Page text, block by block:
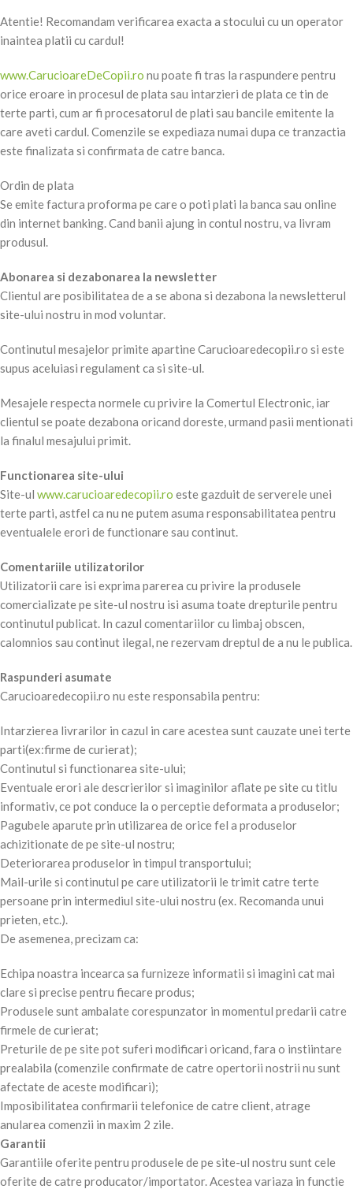
Atentie! Recomandam verificarea exacta a stocului cu un operator
inaintea platii cu cardul!
www.CarucioareDeCopii.ro nu poate fi tras la raspundere pentru
orice eroare in procesul de plata sau intarzieri de plata ce tin de
terte parti, cum ar fi procesatorul de plati sau bancile emitente la
care aveti cardul. Comenzile se expediaza numai dupa ce tranzactia
este finalizata si confirmata de catre banca.
Ordin de plata
Se emite factura proforma pe care o poti plati la banca sau online
din internet banking. Cand banii ajung in contul nostru, va livram
produsul.
Abonarea si dezabonarea la newsletter
Clientul are posibilitatea de a se abona si dezabona la newsletterul
site-ului nostru in mod voluntar.
Continutul mesajelor primite apartine Carucioaredecopii.ro si este
supus aceluiasi regulament ca si site-ul.
Mesajele respecta normele cu privire la Comertul Electronic, iar
clientul se poate dezabona oricand doreste, urmand pasii mentionati
la finalul mesajului primit.
Functionarea site-ului
Site-ul www.carucioaredecopii.ro este gazduit de serverele unei
terte parti, astfel ca nu ne putem asuma responsabilitatea pentru
eventualele erori de functionare sau continut.
Comentariile utilizatorilor
Utilizatorii care isi exprima parerea cu privire la produsele
comercializate pe site-ul nostru isi asuma toate drepturile pentru
continutul publicat. In cazul comentariilor cu limbaj obscen,
calomnios sau continut ilegal, ne rezervam dreptul de a nu le publica.
Raspunderi asumate
Carucioaredecopii.ro nu este responsabila pentru:
Intarzierea livrarilor in cazul in care acestea sunt cauzate unei terte
parti(ex:firme de curierat);
Continutul si functionarea site-ului;
Eventuale erori ale descrierilor si imaginilor aflate pe site cu titlu
informativ, ce pot conduce la o perceptie deformata a produselor;
Pagubele aparute prin utilizarea de orice fel a produselor
achizitionate de pe site-ul nostru;
Deteriorarea produselor in timpul transportului;
Mail-urile si continutul pe care utilizatorii le trimit catre terte
persoane prin intermediul site-ului nostru (ex. Recomanda unui
prieten, etc.).
De asemenea, precizam ca:
Echipa noastra incearca sa furnizeze informatii si imagini cat mai
clare si precise pentru fiecare produs;
Produsele sunt ambalate corespunzator in momentul predarii catre
firmele de curierat;
Preturile de pe site pot suferi modificari oricand, fara o instiintare
prealabila (comenzile confirmate de catre opertorii nostrii nu sunt
afectate de aceste modificari);
Imposibilitatea confirmarii telefonice de catre client, atrage
anularea comenzii in maxim 2 zile.
Garantii
Garantiile oferite pentru produsele de pe site-ul nostru sunt cele
oferite de catre producator/importator. Acestea variaza in functie